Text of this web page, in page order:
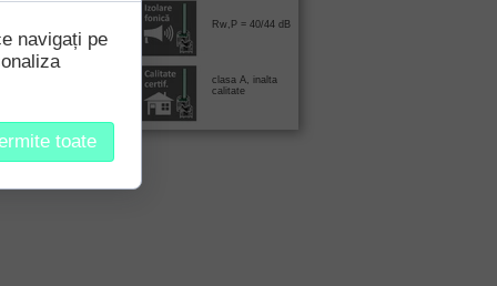
Rw,P = 40/44 dB
clasa A, inalta
calitate
navigați pe
toate